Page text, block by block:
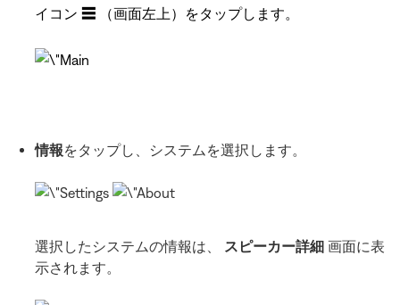
イコン ☰ （画面左上）をタップします。
情報をタップし、システムを選択します。
選択したシステムの情報は、 スピーカー詳細 画面に表
示されます。